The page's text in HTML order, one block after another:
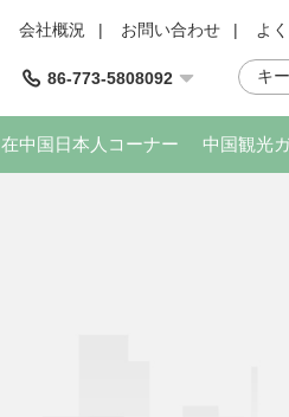
会社概況 | お問い合わせ | よ
86-773-5808092
在中国日本人コーナー 中国観光